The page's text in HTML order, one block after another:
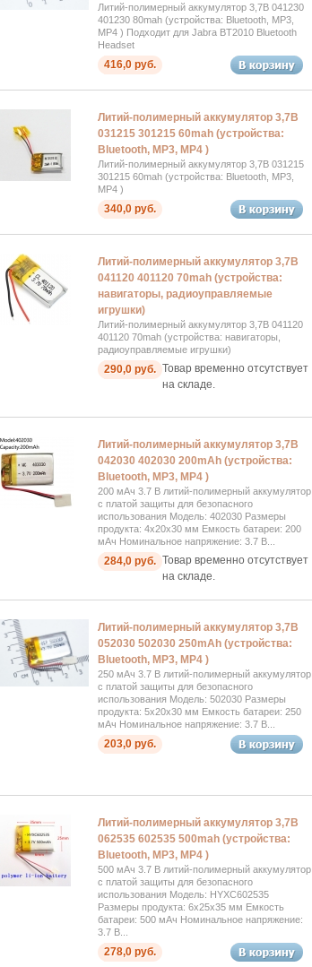
Литий-полимерный аккумулятор 3,7В 041230
401230 80mah (устройства: Bluetooth, MP3,
MP4 ) Подходит для Jabra BT2010 Bluetooth
Headset
416,0 руб.
Литий-полимерный аккумулятор 3,7В
031215 301215 60mah (устройства:
Bluetooth, MP3, MP4 )
Литий-полимерный аккумулятор 3,7В 031215
301215 60mah (устройства: Bluetooth, MP3,
MP4 )
340,0 руб.
Литий-полимерный аккумулятор 3,7В
041120 401120 70mah (устройства:
навигаторы, радиоуправляемые
игрушки)
Литий-полимерный аккумулятор 3,7В 041120
401120 70mah (устройства: навигаторы,
радиоуправляемые игрушки)
290,0 руб. Товар временно отсутствует
на складе.
Литий-полимерный аккумулятор 3,7В
042030 402030 200mAh (устройства:
Bluetooth, MP3, MP4 )
200 мАч 3.7 В литий-полимерный аккумулятор
с платой защиты для безопасного
использования Модель: 402030 Размеры
продукта: 4x20x30 мм Емкость батареи: 200
мАч Номинальное напряжение: 3.7 В...
284,0 руб. Товар временно отсутствует
на складе.
Литий-полимерный аккумулятор 3,7В
052030 502030 250mAh (устройства:
Bluetooth, MP3, MP4 )
250 мАч 3.7 В литий-полимерный аккумулятор
с платой защиты для безопасного
использования Модель: 502030 Размеры
продукта: 5x20x30 мм Емкость батареи: 250
мАч Номинальное напряжение: 3.7 В...
203,0 руб.
Литий-полимерный аккумулятор 3,7В
062535 602535 500mah (устройства:
Bluetooth, MP3, MP4 )
500 мАч 3.7 В литий-полимерный аккумулятор
с платой защиты для безопасного
использования Модель: HYXC602535
Размеры продукта: 6x25x35 мм Емкость
батареи: 500 мАч Номинальное напряжение:
3.7 В...
278,0 руб.